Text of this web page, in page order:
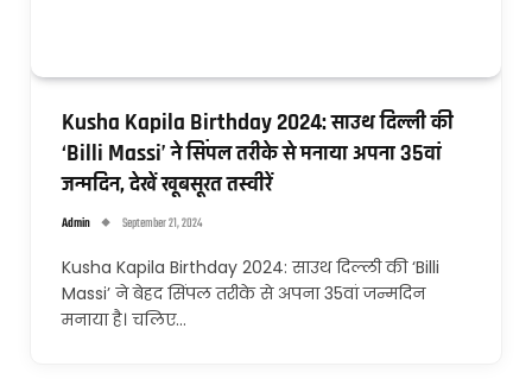
Kusha Kapila Birthday 2024: साउथ दिल्ली की
‘Billi Massi’ ने सिंपल तरीके से मनाया अपना 35वां
जन्मदिन, देखें खूबसूरत तस्वीरें
Admin September 21, 2024
Kusha Kapila Birthday 2024: साउथ दिल्ली की ‘Billi
Massi’ ने बेहद सिंपल तरीके से अपना 35वां जन्मदिन
मनाया है। चलिए…